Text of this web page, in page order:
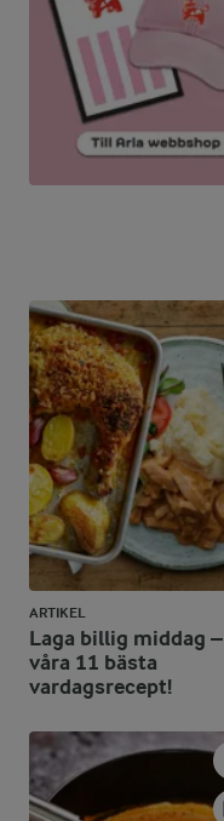
ARTIKEL
Laga billig middag –
våra 11 bästa
vardagsrecept!